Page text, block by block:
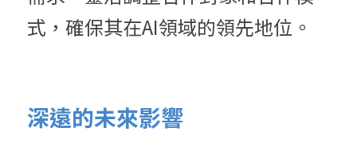
式，確保其在AI領域的領先地位。
深遠的未來影響